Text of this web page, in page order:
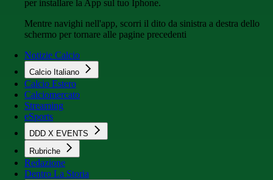
per installare la App sul tuo Iphone.
Mentre navighi nell'app, scorri il dito da sinistra a destra dello
schermo per tornare alle pagine precedenti
Notizie Calcio
Calcio Italiano
Calcio Estero
Calciomercato
Streaming
eSports
DDD X EVENTS
Rubriche
Redazione
Dentro La Storia